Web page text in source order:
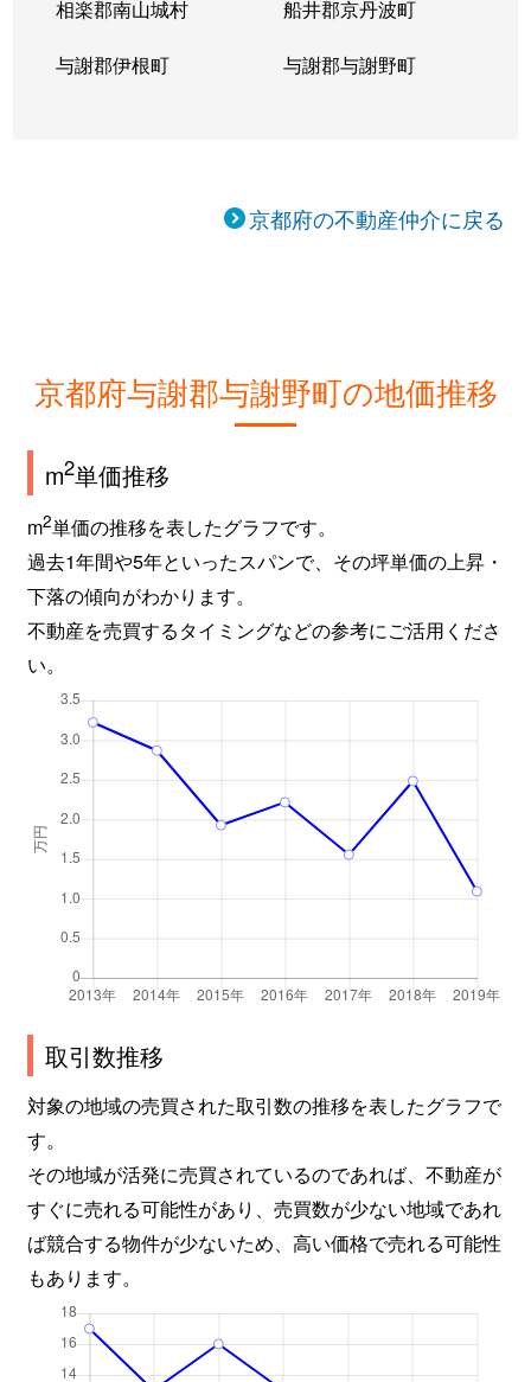
相楽郡南山城村 船井郡京丹波町
与謝郡伊根町 与謝郡与謝野町
京都府の不動産仲介に戻る
京都府与謝郡与謝野町の地価推移
m2単価推移
m2単価の推移を表したグラフです。
過去1年間や5年といったスパンで、その坪単価の上昇・
下落の傾向がわかります。
不動産を売買するタイミングなどの参考にご活用くださ
い。
取引数推移
対象の地域の売買された取引数の推移を表したグラフで
す。
その地域が活発に売買されているのであれば、不動産が
すぐに売れる可能性があり、売買数が少ない地域であれ
ば競合する物件が少ないため、高い価格で売れる可能性
もあります。